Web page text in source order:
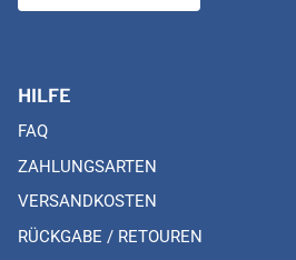
HILFE
FAQ
ZAHLUNGSARTEN
VERSANDKOSTEN
RÜCKGABE / RETOUREN